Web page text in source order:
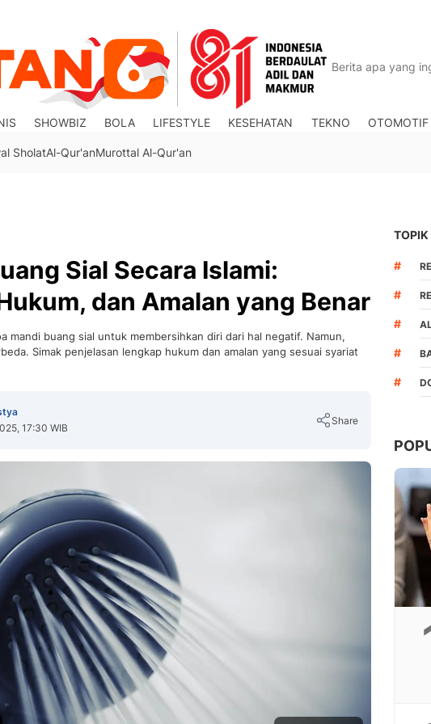
SHOWBIZ BOLA LIFESTYLE KESEHATAN TEKNO OTOMOTIF
SholatAl-Qur'anMurottal Al-Qur'an
Sial Secara Islami:
dan Amalan yang Benar
mandi buang sial untuk membersihkan diri dari hal negatif. Namun,
Simak penjelasan lengkap hukum dan amalan yang sesuai syariat
17:30 WIB
Share
TOPIK
#
#
#
#
#